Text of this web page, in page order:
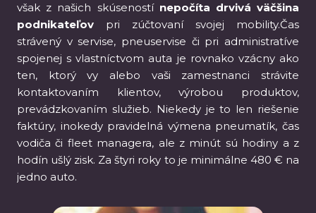
však z našich skúseností nepočíta drvivá väčšina
podnikateľov pri zúčtovaní svojej mobility.Čas
strávený v servise, pneuservise či pri administratíve
spojenej s vlastníctvom auta je rovnako vzácny ako
ten, ktorý vy alebo vaši zamestnanci strávite
kontaktovaním klientov, výrobou produktov,
prevádzkovaním služieb. Niekedy je to len riešenie
faktúry, inokedy pravidelná výmena pneumatík, čas
vodiča či fleet managera, ale z minút sú hodiny a z
hodín ušlý zisk. Za štyri roky to je minimálne 480 € na
jedno auto.